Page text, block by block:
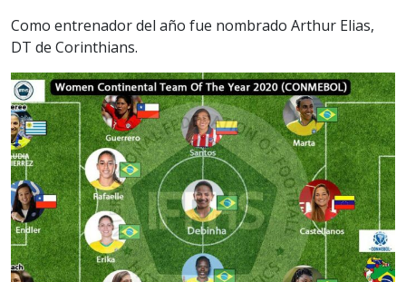
Como entrenador del año fue nombrado Arthur Elias,
DT de Corinthians.